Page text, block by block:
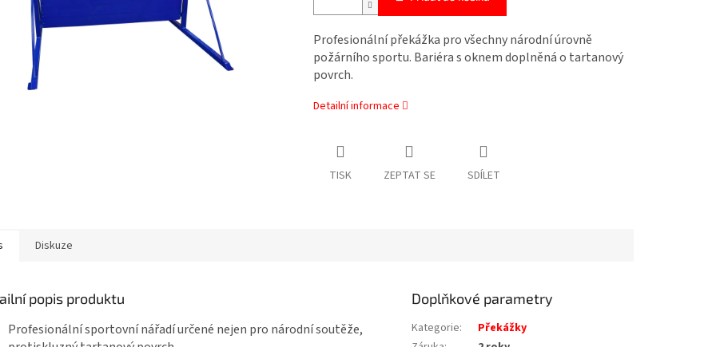
Profesionální překážka pro všechny národní úrovně
požárního sportu. Bariéra s oknem doplněná o tartanový
povrch.
Detailní informace
TISK ZEPTAT SE SDÍLET
Diskuze
popis produktu
Profesionální sportovní nářadí určené nejen pro národní soutěže,
Doplňkové parametry
Kategorie:
Překážky